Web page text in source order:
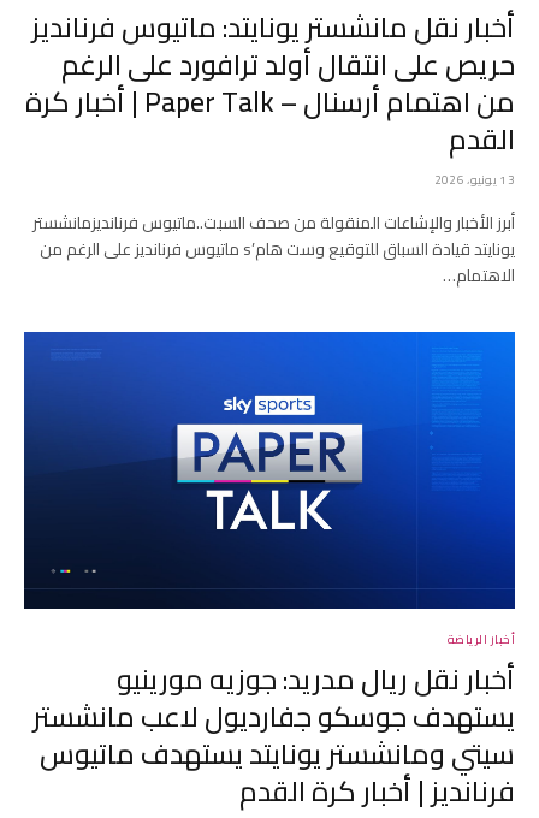
أخبار نقل مانشستر يونايتد: ماتيوس فرنانديز
حريص على انتقال أولد ترافورد على الرغم
من اهتمام أرسنال – Paper Talk | أخبار كرة
القدم
13 يونيو، 2026
أبرز الأخبار والإشاعات المنقولة من صحف السبت..ماتيوس فرنانديزمانشستر
يونايتد قيادة السباق للتوقيع وست هام’s ماتيوس فرنانديز على الرغم من
الاهتمام…
أخبار الرياضة
أخبار نقل ريال مدريد: جوزيه مورينيو
يستهدف جوسكو جفارديول لاعب مانشستر
سيتي ومانشستر يونايتد يستهدف ماتيوس
فرنانديز | أخبار كرة القدم